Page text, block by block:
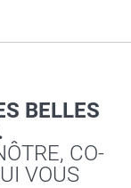
BELLES
CO-
VOUS